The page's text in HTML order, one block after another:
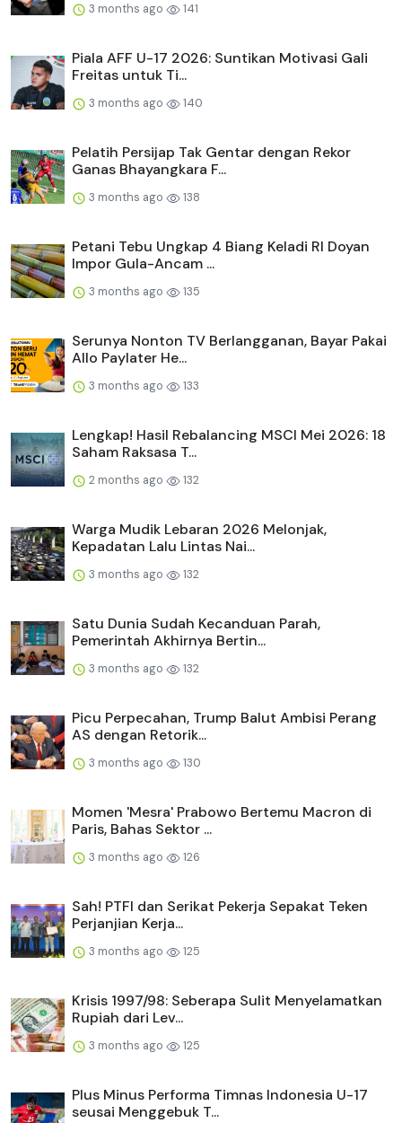
3 months ago 141
Piala AFF U-17 2026: Suntikan Motivasi Gali
Freitas untuk Ti...
3 months ago 140
Pelatih Persijap Tak Gentar dengan Rekor
Ganas Bhayangkara F...
3 months ago 138
Petani Tebu Ungkap 4 Biang Keladi RI Doyan
Impor Gula-Ancam ...
3 months ago 135
Serunya Nonton TV Berlangganan, Bayar Pakai
Allo Paylater He...
3 months ago 133
Lengkap! Hasil Rebalancing MSCI Mei 2026: 18
Saham Raksasa T...
2 months ago 132
Warga Mudik Lebaran 2026 Melonjak,
Kepadatan Lalu Lintas Nai...
3 months ago 132
Satu Dunia Sudah Kecanduan Parah,
Pemerintah Akhirnya Bertin...
3 months ago 132
Picu Perpecahan, Trump Balut Ambisi Perang
AS dengan Retorik...
3 months ago 130
Momen 'Mesra' Prabowo Bertemu Macron di
Paris, Bahas Sektor ...
3 months ago 126
Sah! PTFI dan Serikat Pekerja Sepakat Teken
Perjanjian Kerja...
3 months ago 125
Krisis 1997/98: Seberapa Sulit Menyelamatkan
Rupiah dari Lev...
3 months ago 125
Plus Minus Performa Timnas Indonesia U-17
seusai Menggebuk T...